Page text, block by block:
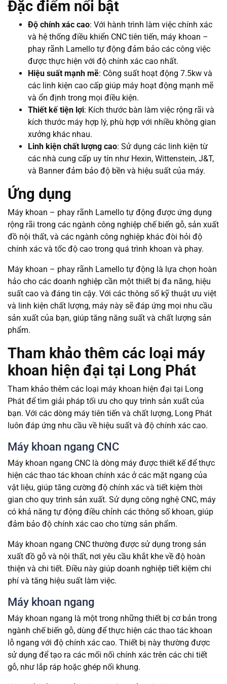
Đặc điểm nổi bật
Độ chính xác cao: Với hành trình làm việc chính xác
và hệ thống điều khiển CNC tiên tiến, máy khoan –
phay rãnh Lamello tự động đảm bảo các công việc
được thực hiện với độ chính xác cao nhất.
Hiệu suất mạnh mẽ: Công suất hoạt động 7.5kw và
các linh kiện cao cấp giúp máy hoạt động mạnh mẽ
và ổn định trong mọi điều kiện.
Thiết kế tiện lợi: Kích thước bàn làm việc rộng rãi và
kích thước máy hợp lý, phù hợp với nhiều không gian
xưởng khác nhau.
Linh kiện chất lượng cao: Sử dụng các linh kiện từ
các nhà cung cấp uy tín như Hexin, Wittenstein, J&T,
và Banner đảm bảo độ bền và hiệu suất của máy.
Ứng dụng
Máy khoan – phay rãnh Lamello tự động được ứng dụng
rộng rãi trong các ngành công nghiệp chế biến gỗ, sản xuất
đồ nội thất, và các ngành công nghiệp khác đòi hỏi độ
chính xác và tốc độ cao trong quá trình khoan và phay.
Máy khoan – phay rãnh Lamello tự động là lựa chọn hoàn
hảo cho các doanh nghiệp cần một thiết bị đa năng, hiệu
suất cao và đáng tin cậy. Với các thông số kỹ thuật ưu việt
và linh kiện chất lượng, máy này sẽ đáp ứng mọi nhu cầu
sản xuất của bạn, giúp tăng năng suất và chất lượng sản
phẩm.
Tham khảo thêm các loại máy
khoan hiện đại tại Long Phát
Tham khảo thêm các loại máy khoan hiện đại tại Long
Phát để tìm giải pháp tối ưu cho quy trình sản xuất của
bạn. Với các dòng máy tiên tiến và chất lượng, Long Phát
luôn đáp ứng nhu cầu về hiệu suất và độ chính xác cao.
Máy khoan ngang CNC
Máy khoan ngang CNC là dòng máy được thiết kế để thực
hiện các thao tác khoan chính xác ở các mặt ngang của
vật liệu, giúp tăng cường độ chính xác và tiết kiệm thời
gian cho quy trình sản xuất. Sử dụng công nghệ CNC, máy
có khả năng tự động điều chỉnh các thông số khoan, giúp
đảm bảo độ chính xác cao cho từng sản phẩm.
Máy khoan ngang CNC thường được sử dụng trong sản
xuất đồ gỗ và nội thất, nơi yêu cầu khắt khe về độ hoàn
thiện và chi tiết. Điều này giúp doanh nghiệp tiết kiệm chi
phí và tăng hiệu suất làm việc.
Máy khoan ngang
Máy khoan ngang là một trong những thiết bị cơ bản trong
ngành chế biến gỗ, dùng để thực hiện các thao tác khoan
lỗ ngang với độ chính xác cao. Thiết bị này thường được
sử dụng để tạo ra các mối nối chính xác trên các chi tiết
gỗ, như lắp ráp hoặc ghép nối khung.